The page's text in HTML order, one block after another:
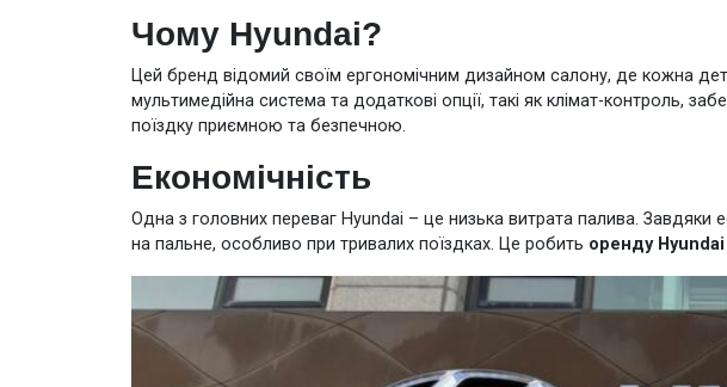
Чому Hyundai?
Цей бренд відомий своїм ергономічним дизайном салону, де кожна
мультимедійна система та додаткові опції, такі як клімат-контроль,
поїздку приємною та безпечною.
Економічність
Одна з головних переваг Hyundai – це низька витрата палива.
на пальне, особливо при тривалих поїздках. Це робить оренду Hyundai